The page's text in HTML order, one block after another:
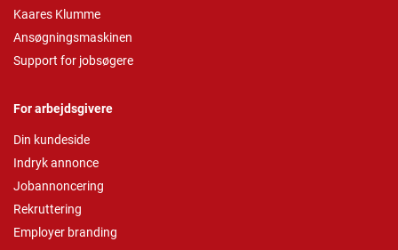
Kaares Klumme
Ansøgningsmaskinen
Support for jobsøgere
For arbejdsgivere
Din kundeside
Indryk annonce
Jobannoncering
Rekruttering
Employer branding